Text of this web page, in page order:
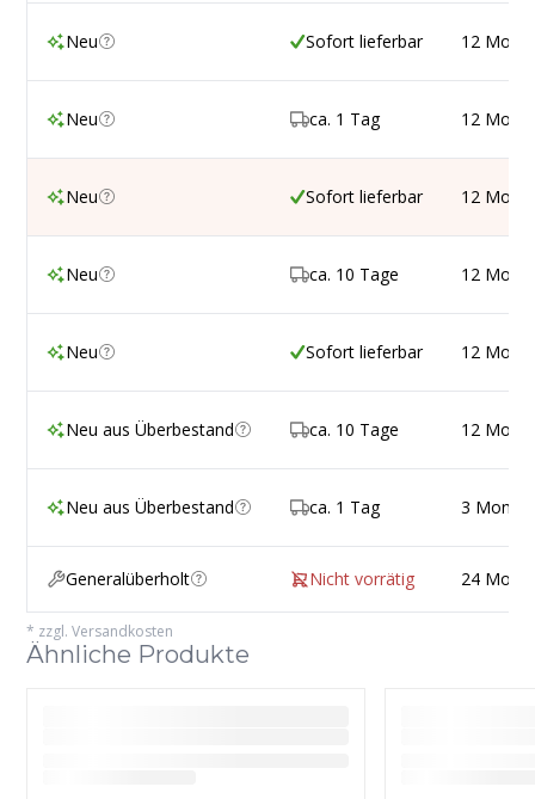
Neu Sofort lieferbar 12
Neu ca. 1 Tag 12
Neu Sofort lieferbar 12
Neu ca. 10 Tage 12
Neu Sofort lieferbar 12
Neu aus Überbestand ca. 10 Tage 12
Neu aus Überbestand ca. 1 Tag 3
Generalüberholt Nicht vorrätig 24
* zzgl. Versandkosten
Ähnliche Produkte